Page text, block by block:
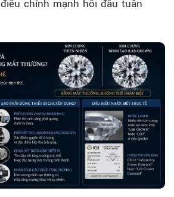
chỉnh mạnh hồi đầu tuần